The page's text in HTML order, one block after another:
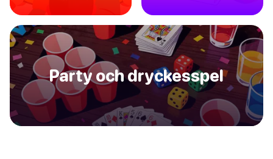
Party och dryckesspel